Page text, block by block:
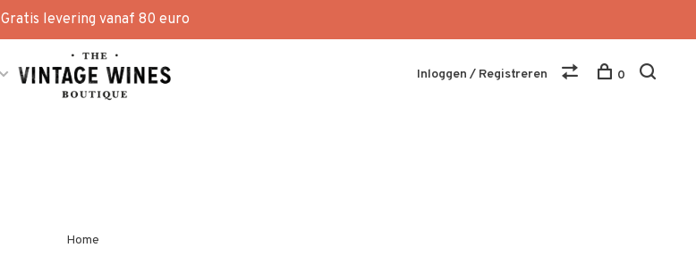
Gratis levering vanaf 80 euro
Inloggen / Registreren 0
Home